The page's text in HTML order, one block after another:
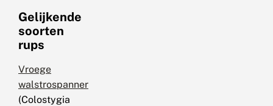
Gelijkende
soorten
rups
Vroege
walstrospanner
(Colostygia